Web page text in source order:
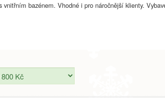
vnitřním bazénem. Vhodné i pro náročnější klienty.